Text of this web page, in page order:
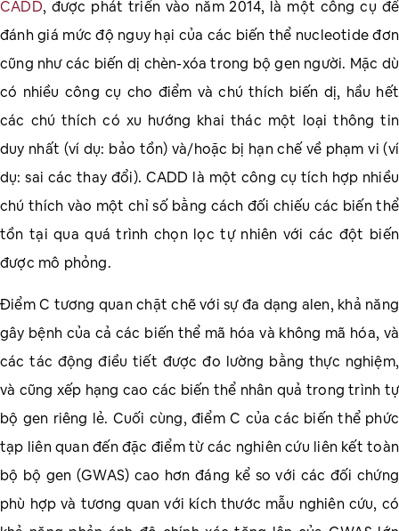
CADD, được phát triển vào năm 2014, là một công cụ để
đánh giá mức độ nguy hại của các biến thể nucleotide đơn
cũng như các biến dị chèn-xóa trong bộ gen người. Mặc dù
có nhiều công cụ cho điểm và chú thích biến dị, hầu hết
các chú thích có xu hướng khai thác một loại thông tin
duy nhất (ví dụ: bảo tồn) và/hoặc bị hạn chế về phạm vi (ví
dụ: sai các thay đổi). CADD là một công cụ tích hợp nhiều
chú thích vào một chỉ số bằng cách đối chiếu các biến thể
tồn tại qua quá trình chọn lọc tự nhiên với các đột biến
được mô phỏng.
Điểm C tương quan chặt chẽ với sự đa dạng alen, khả năng
gây bệnh của cả các biến thể mã hóa và không mã hóa, và
các tác động điều tiết được đo lường bằng thực nghiệm,
và cũng xếp hạng cao các biến thể nhân quả trong trình tự
bộ gen riêng lẻ. Cuối cùng, điểm C của các biến thể phức
tạp liên quan đến đặc điểm từ các nghiên cứu liên kết toàn
bộ bộ gen (GWAS) cao hơn đáng kể so với các đối chứng
phù hợp và tương quan với kích thước mẫu nghiên cứu, có